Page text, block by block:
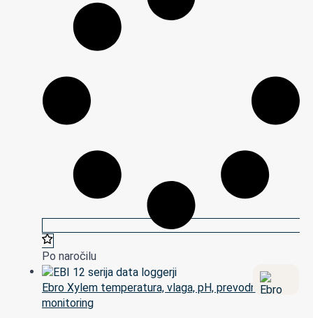
Po naročilu
Ebro Xylem temperatura, vlaga, pH, prevodnost,
monitoring